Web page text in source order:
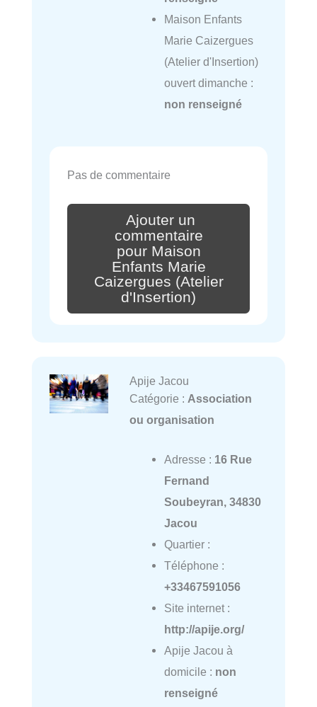
Maison Enfants
Marie Caizergues
(Atelier d'Insertion)
ouvert dimanche :
non renseigné
Pas de commentaire
Ajouter un
commentaire
pour Maison
Enfants Marie
Caizergues (Atelier
d'Insertion)
Apije Jacou
Catégorie : Association
ou organisation
Adresse : 16 Rue
Fernand
Soubeyran, 34830
Jacou
Quartier :
Téléphone :
+33467591056
Site internet :
http://apije.org/
Apije Jacou à
domicile : non
renseigné